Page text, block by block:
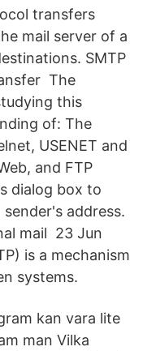
transfers
mail server of a
SMTP
The
this
of: The
USENET and
and FTP
dialog box to
address.
mail 23 Jun
is a mechanism
systems.
kan vara lite
man Vilka